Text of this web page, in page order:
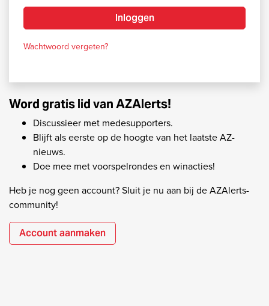
Inloggen
Wachtwoord vergeten?
Word gratis lid van AZAlerts!
Discussieer met medesupporters.
Blijft als eerste op de hoogte van het laatste AZ-
nieuws.
Doe mee met voorspelrondes en winacties!
Heb je nog geen account? Sluit je nu aan bij de AZAlerts-
community!
Account aanmaken